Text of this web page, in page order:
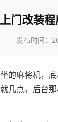
门改装
发布时间：
的麻将机，
几点。后台